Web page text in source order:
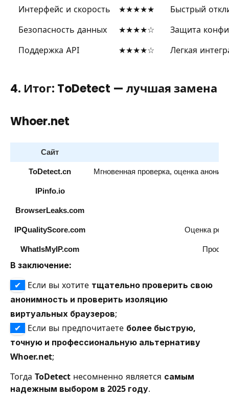
Интерфейс и скорость
★★★★★
Быстрый
Безопасность данных
★★★★☆
Защита
Поддержка API
★★★★☆ Легкая
4. Итог: ToDetect — лучшая замена
Whoer.net
Сайт
ToDetect.cn Мгновенная проверка, оценка
IPinfo.io
BrowserLeaks.com
IPQualityScore.com Оценка
WhatIsMyIP.com
В заключение:
✔
Если вы хотите тщательно проверить свою
анонимность и проверить изоляцию
виртуальных браузеров;
✔
Если вы предпочитаете более быструю,
точную и профессиональную альтернативу
Whoer.net;
Тогда ToDetect несомненно является самым
надежным выбором в 2025 году.